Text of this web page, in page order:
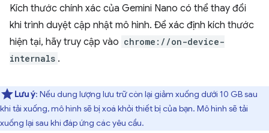
Kích thước chính xác của Gemini Nano có thể thay đổi
khi trình duyệt cập nhật mô hình. Để xác định kích thước
hiện tại, hãy truy cập vào chrome://on-device-
internals .
Lưu ý: Nếu dung lượng lưu trữ còn lại giảm xuống dưới 10 GB sau
khi tải xuống, mô hình sẽ bị xoá khỏi thiết bị của bạn. Mô hình sẽ tải
xuống lại sau khi đáp ứng các yêu cầu.